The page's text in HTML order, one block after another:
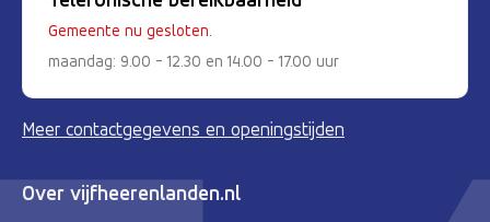
Gemeente nu gesloten.
maandag: 9.00 - 12.30 en 14.00 - 17.00 uur
Meer contactgegevens en openingstijden
Over vijfheerenlanden.nl